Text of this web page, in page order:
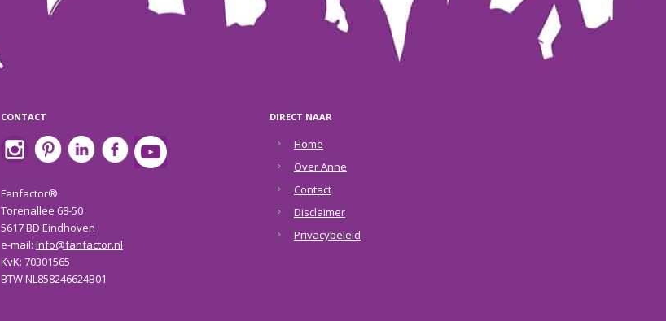
CONTACT
Fanfactor®
Torenallee 68-50
5617 BD Eindhoven
e-mail: info@fanfactor.nl
KvK: 70301565
BTW NL858246624B01
DIRECT NAAR
Home
Over Anne
Contact
Disclaimer
Privacybeleid